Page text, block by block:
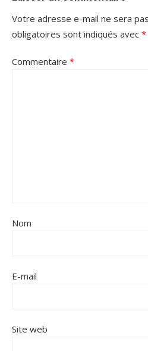
Votre adresse e-mail ne sera
obligatoires sont indiqués avec *
Commentaire *
Nom
E-mail
Site web